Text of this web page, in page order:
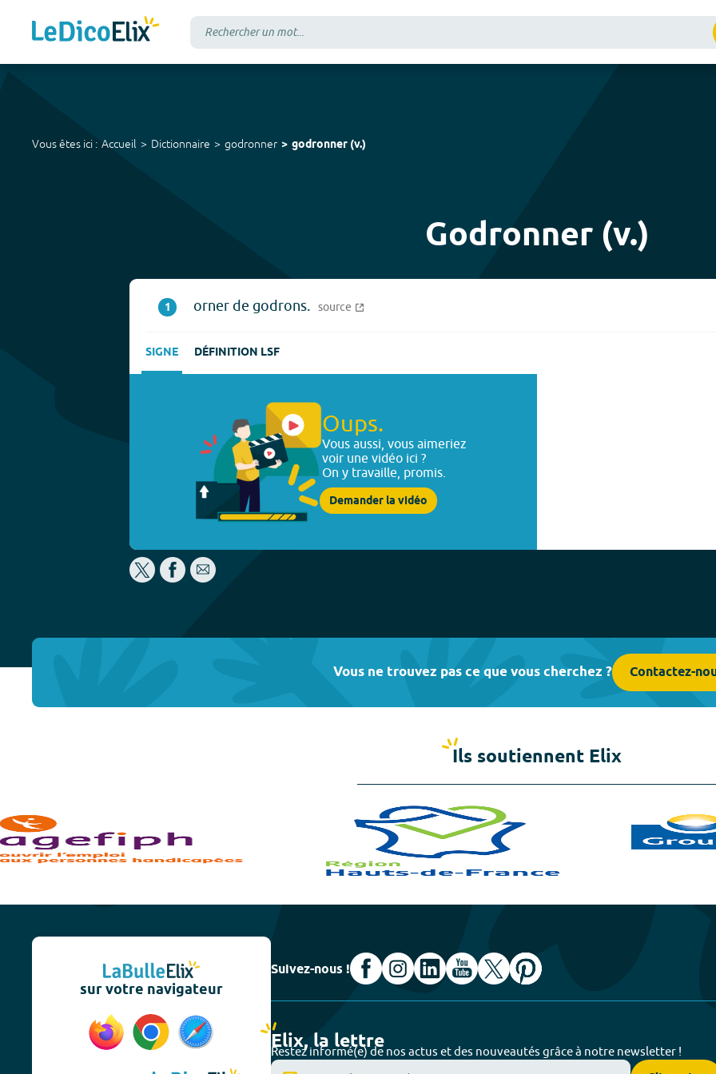
Vous êtes ici : Accueil Dictionnaire godronner godronner (v.)
Godronner (v.)
1 orner de godrons. source
SIGNE DÉFINITION LSF
Oups.
Vous aussi, vous aimeriez
voir une vidéo ici ?
On y travaille, promis.
Demander la vidéo
Vous ne trouvez pas ce que vous cherchez ? Contactez-
Ils soutiennent Elix
sur votre navigateur
Suivez-nous !
Elix, la lettre
Restez informé(e) de nos actus et des nouveautés grâce à notre newsletter !